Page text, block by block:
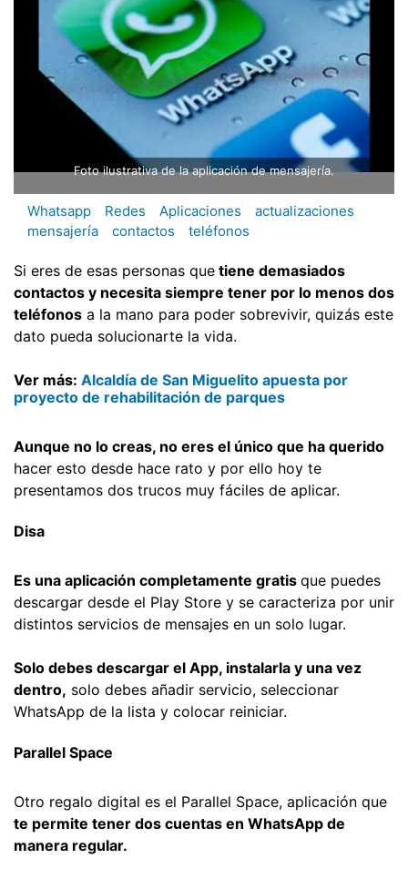
Foto ilustrativa de la aplicación de mensajería.
Whatsapp Redes Aplicaciones
actualizaciones
mensajería
contactos teléfonos
Si eres de esas personas que tiene demasiados
contactos y necesita siempre tener por lo menos dos
teléfonos a la mano para poder sobrevivir, quizás este
dato pueda solucionarte la vida.
Ver más: Alcaldía de San Miguelito apuesta por
proyecto de rehabilitación de parques
Aunque no lo creas, no eres el único que ha querido
hacer esto desde hace rato y por ello hoy te
presentamos dos trucos muy fáciles de aplicar.
Disa
Es una aplicación completamente gratis que puedes
descargar desde el Play Store y se caracteriza por unir
distintos servicios de mensajes en un solo lugar.
Solo debes descargar el App, instalarla y una vez
dentro, solo debes añadir servicio, seleccionar
WhatsApp de la lista y colocar reiniciar.
Parallel Space
Otro regalo digital es el Parallel Space, aplicación que
te permite tener dos cuentas en WhatsApp de
manera regular.